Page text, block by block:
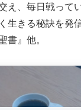
え、毎日戦って
生きる秘訣を発
書』他。